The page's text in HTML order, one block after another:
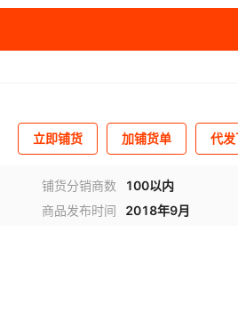
立即铺货 加铺货单 代
铺货分销商数
100以内
商品发布时间 2018年9月